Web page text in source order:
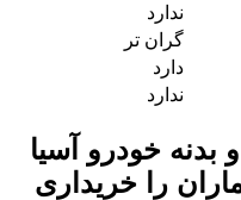
ندارد
گران تر
دارد
ندارد
خودرو آسیا
را خریداری